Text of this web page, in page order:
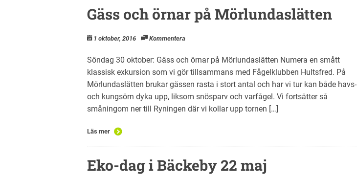
Gäss och örnar på Mörlundaslätten
1 oktober, 2016 Kommentera
Söndag 30 oktober: Gäss och örnar på Mörlundaslätten Numera en smått
klassisk exkursion som vi gör tillsammans med Fågelklubben Hultsfred. På
Mörlundaslätten brukar gässen rasta i stort antal och har vi tur kan både havs-
och kungsörn dyka upp, liksom snösparv och varfågel. Vi fortsätter så
småningom ner till Ryningen där vi kollar upp tornen […]
Läs mer
Eko-dag i Bäckeby 22 maj